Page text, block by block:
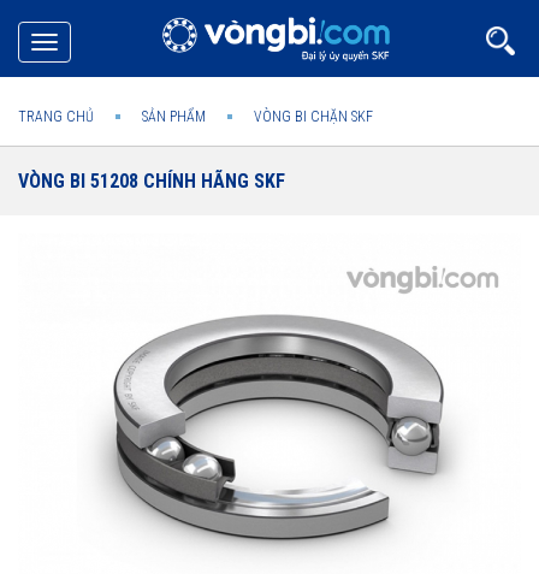
Toggle
navigation
TRANG CHỦ SẢN PHẨM VÒNG BI CHẶN SKF
VÒNG BI 51208 CHÍNH HÃNG SKF